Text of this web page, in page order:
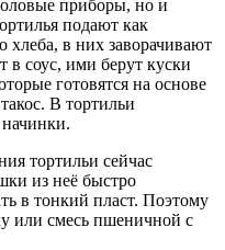
приборы, но и
подают как
хлеба, в них заворачивают
соус, ими берут куски
готовятся на основе
В тортильи
тортильи сейчас
из неё быстро
в тонкий пласт. Поэтому
или смесь пшеничной с